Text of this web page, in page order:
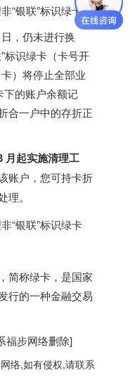
，仍未进行换
标识绿卡（卡号开
）将停止全部业
下的账户余额记
合一户中的存折正
月起实施清理工
账户，您可持卡折
。
简称绿卡，是国家
行的一种金融交易
福步网络删除]
络,如有侵权,请联系